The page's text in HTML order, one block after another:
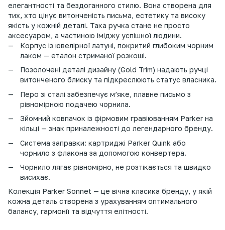
елегантності та бездоганного стилю. Вона створена для
тих, хто цінує витонченість письма, естетику та високу
якість у кожній деталі. Така ручка стане не просто
аксесуаром, а частиною іміджу успішної людини.
Корпус із ювелірної латуні, покритий глибоким чорним
лаком — еталон стриманої розкоші.
Позолочені деталі дизайну (Gold Trim) надають ручці
витонченого блиску та підкреслюють статус власника.
Перо зі сталі забезпечує м’яке, плавне письмо з
рівномірною подачею чорнила.
Зйомний ковпачок із фірмовим гравіюванням Parker на
кільці — знак приналежності до легендарного бренду.
Система заправки: картриджі Parker Quink або
чорнило з флакона за допомогою конвертера.
Чорнило лягає рівномірно, не розтікається та швидко
висихає.
Колекція Parker Sonnet — це вічна класика бренду, у якій
кожна деталь створена з урахуванням оптимального
балансу, гармонії та відчуття елітності.